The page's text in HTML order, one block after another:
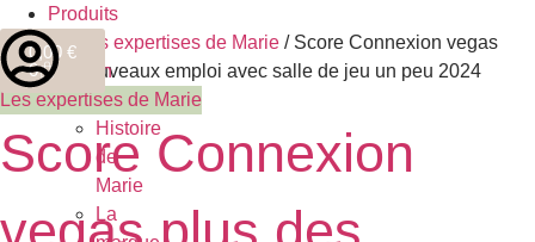
Produits
Marie
Bossan
Histoire
de
Marie
La
0,00 €
0
Accueil / Les expertises de Marie / Score Connexion vegas
plus des nouveaux emploi avec salle de jeu un peu 2024
Les expertises de Marie
Score Connexion